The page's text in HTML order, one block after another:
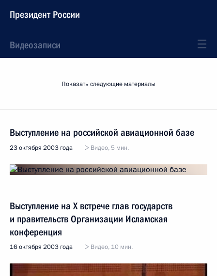
Президент России
Видеозаписи
Показать следующие материалы
Выступление на российской авиационной базе
23 октября 2003 года Видео, 5 мин.
Выступление на Х встрече глав государств
и правительств Организации Исламская
конференция
16 октября 2003 года Видео, 10 мин.